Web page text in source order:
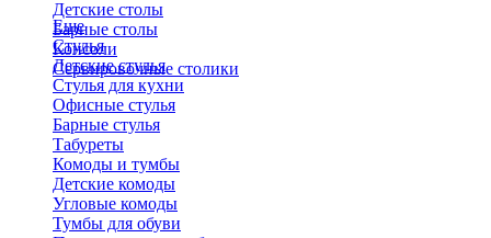
​Детские столы
Барные столы
Консоли
Сервировочные столики
Еще
Стулья
Детские стулья
Стулья для кухни
Офисные стулья
Барные стулья
Табуреты
Комоды и тумбы
Детские комоды
Угловые комоды
Тумбы для обуви